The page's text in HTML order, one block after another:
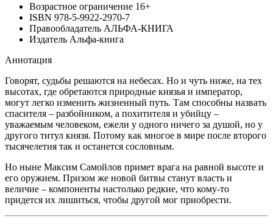
Возрастное ограничение 16+
ISBN 978-5-9922-2970-7
Правообладатель АЛЬФА-КНИГА
Издатель Альфа-книга
Аннотация
Говорят, судьбы решаются на небесах. Но и чуть ниже, на тех
высотах, где обретаются природные князья и император,
могут легко изменить жизненный путь. Там способны назвать
спасителя – разбойником, а похитителя и убийцу –
уважаемым человеком, ежели у одного ничего за душой, но у
другого титул князя. Потому как многое в мире после второго
тысячелетия так и останется сословным.
Но ныне Максим Самойлов примет врага на равной высоте и
его оружием. Призом же новой битвы станут власть и
величие – компоненты настолько редкие, что кому-то
придется их лишиться, чтобы другой мог приобрести.